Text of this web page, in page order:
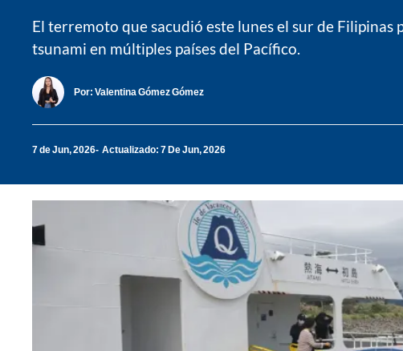
El terremoto que sacudió este lunes el sur de
tsunami en múltiples países del Pacífico.
Por: Valentina Gómez Gómez
7 de Jun, 2026 Actualizado: 7 De Jun, 2026